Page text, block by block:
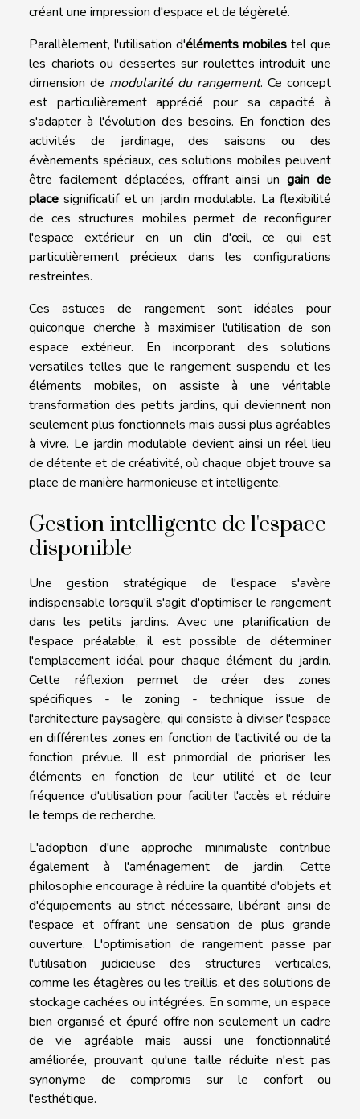
créant une impression d'espace et de légèreté.
Parallèlement, l'utilisation d'éléments mobiles tel que
les chariots ou dessertes sur roulettes introduit une
dimension de modularité du rangement. Ce concept
est particulièrement apprécié pour sa capacité à
s'adapter à l'évolution des besoins. En fonction des
activités de jardinage, des saisons ou des
évènements spéciaux, ces solutions mobiles peuvent
être facilement déplacées, offrant ainsi ungain de
place significatif et un jardin modulable. La flexibilité
de ces structures mobiles permet de reconfigurer
l'espace extérieur en un clin d'œil, ce qui est
particulièrement précieux dans les configurations
restreintes.
Ces astuces de rangement sont idéales pour
quiconque cherche à maximiser l'utilisation de son
espace extérieur. En incorporant des solutions
versatiles telles que le rangement suspendu et les
éléments mobiles, on assiste à une véritable
transformation des petits jardins, qui deviennent non
seulement plus fonctionnels mais aussi plus agréables
à vivre. Le jardin modulable devient ainsi un réel lieu
de détente et de créativité, où chaque objet trouve sa
place de manière harmonieuse et intelligente.
Gestion intelligente de l'espace
disponible
Une gestion stratégique de l'espace s'avère
indispensable lorsqu'il s'agit d'optimiser le rangement
dans les petits jardins. Avec une planification de
l'espace préalable, il est possible de déterminer
l'emplacement idéal pour chaque élément du jardin.
Cette réflexion permet de créer des zones
spécifiques - le zoning - technique issue de
l'architecture paysagère, qui consiste à diviser l'espace
en différentes zones en fonction de l'activité ou de la
fonction prévue. Il est primordial de prioriser les
éléments en fonction de leur utilité et de leur
fréquence d'utilisation pour faciliter l'accès et réduire
le temps de recherche.
L'adoption d'une approche minimaliste contribue
également à l'aménagement de jardin. Cette
philosophie encourage à réduire la quantité d'objets et
d'équipements au strict nécessaire, libérant ainsi de
l'espace et offrant une sensation de plus grande
ouverture. L'optimisation de rangement passe par
l'utilisation judicieuse des structures verticales,
comme les étagères ou les treillis, et des solutions de
stockage cachées ou intégrées. En somme, un espace
bien organisé et épuré offre non seulement un cadre
de vie agréable mais aussi une fonctionnalité
améliorée, prouvant qu'une taille réduite n'est pas
synonyme de compromis sur le confort ou
l'esthétique.